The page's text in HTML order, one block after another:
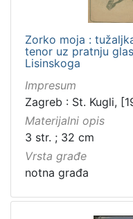
Zorko moja :
tenor uz pratnju
Lisinskoga
Impresum
Zagreb : St. Kugli,
Materijalni opis
3 str. ; 32 cm
Vrsta građe
notna građa